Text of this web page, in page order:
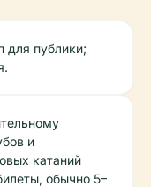
для публики;
и
катаний
обычно 5–